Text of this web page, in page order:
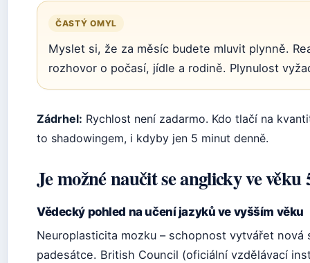
ČASTÝ OMYL
Myslet si, že za měsíc budete mluvit plynně.
rozhovor o počasí, jídle a rodině. Plynulost
Zádrhel: Rychlost není zadarmo. Kdo tlačí na
to shadowingem, i kdyby jen 5 minut denně.
Je možné naučit se anglicky ve
Vědecký pohled na učení jazyků ve vyšším věku
Neuroplasticita mozku – schopnost vytvářet
padesátce. British Council (oficiální vzdělávací